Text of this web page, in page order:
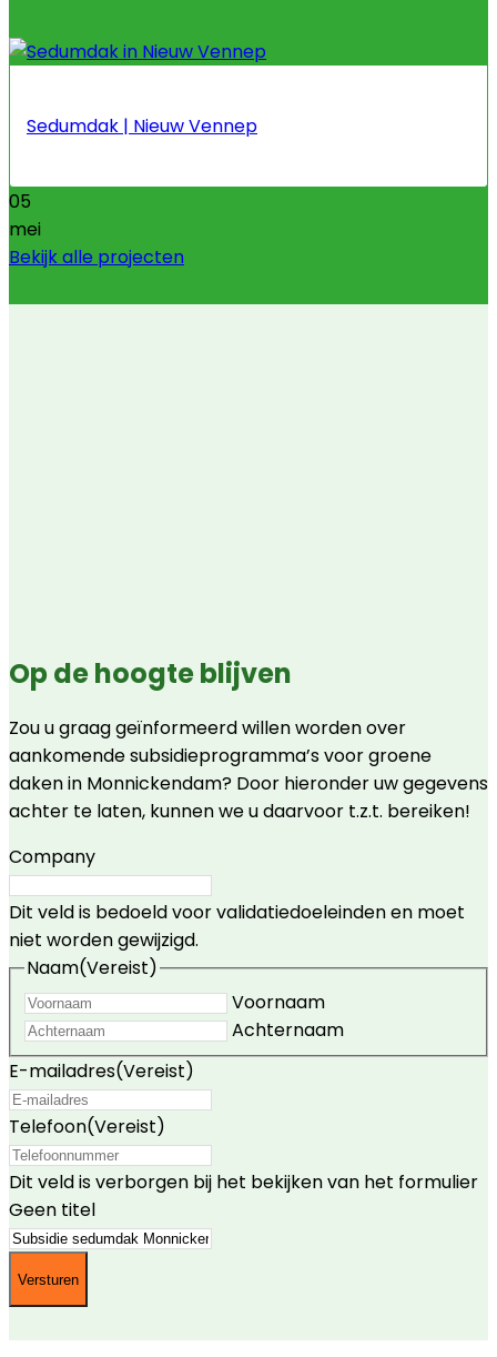
Sedumdak | Nieuw Vennep
05
mei
Bekijk alle projecten
Op de hoogte blijven
Zou u graag geïnformeerd willen worden over
aankomende subsidieprogramma’s voor groene
daken in Monnickendam? Door hieronder uw gegevens
achter te laten, kunnen we u daarvoor t.z.t. bereiken!
Company
Dit veld is bedoeld voor validatiedoeleinden en moet
niet worden gewijzigd.
Naam(Vereist)
Voornaam
Achternaam
E-mailadres(Vereist)
Telefoon(Vereist)
Dit veld is verborgen bij het bekijken van het formulier
Geen titel